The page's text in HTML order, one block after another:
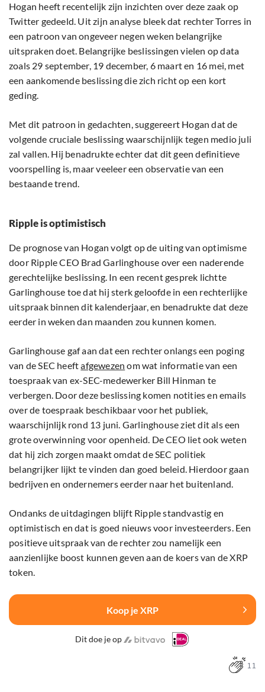
Hogan heeft recentelijk zijn inzichten over deze zaak op
Twitter gedeeld. Uit zijn analyse bleek dat rechter Torres in
een patroon van ongeveer negen weken belangrijke
uitspraken doet. Belangrijke beslissingen vielen op data
zoals 29 september, 19 december, 6 maart en 16 mei, met
een aankomende beslissing die zich richt op een kort
geding.
Met dit patroon in gedachten, suggereert Hogan dat de
volgende cruciale beslissing waarschijnlijk tegen medio juli
zal vallen. Hij benadrukte echter dat dit geen definitieve
voorspelling is, maar veeleer een observatie van een
bestaande trend.
Ripple is optimistisch
De prognose van Hogan volgt op de uiting van optimisme
door Ripple CEO Brad Garlinghouse over een naderende
gerechtelijke beslissing. In een recent gesprek lichtte
Garlinghouse toe dat hij sterk geloofde in een rechterlijke
uitspraak binnen dit kalenderjaar, en benadrukte dat deze
eerder in weken dan maanden zou kunnen komen.
Garlinghouse gaf aan dat een rechter onlangs een poging
van de SEC heeftafgewezen om wat informatie van een
toespraak van ex-SEC-medewerker Bill Hinman te
verbergen. Door deze beslissing komen notities en emails
over de toespraak beschikbaar voor het publiek,
waarschijnlijk rond 13 juni. Garlinghouse ziet dit als een
grote overwinning voor openheid. De CEO liet ook weten
dat hij zich zorgen maakt omdat de SEC politiek
belangrijker lijkt te vinden dan goed beleid. Hierdoor gaan
bedrijven en ondernemers eerder naar het buitenland.
Ondanks de uitdagingen blijft Ripple standvastig en
optimistisch en dat is goed nieuws voor investeerders. Een
positieve uitspraak van de rechter zou namelijk een
aanzienlijke boost kunnen geven aan de koers van de XRP
token.
Koop je XRP
Dit doe je op
11